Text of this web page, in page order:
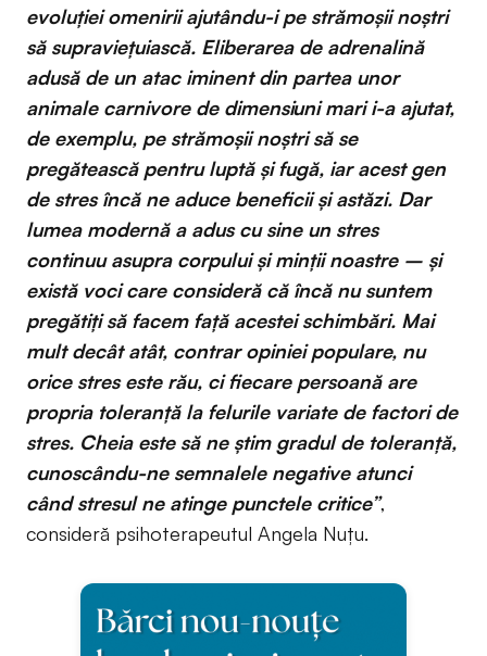
evoluţiei omenirii ajutându-i pe strămoşii noştri
să supravieţuiască. Eliberarea de adrenalină
adusă de un atac iminent din partea unor
animale carnivore de dimensiuni mari i-a ajutat,
de exemplu, pe strămoşii noştri să se
pregătească pentru luptă şi fugă, iar acest gen
de stres încă ne aduce beneficii şi astăzi. Dar
lumea modernă a adus cu sine un stres
continuu asupra corpului și minții noastre – și
există voci care consideră că încă nu suntem
pregătiți să facem față acestei schimbări. Mai
mult decât atât, contrar opiniei populare, nu
orice stres este rău, ci fiecare persoană are
propria toleranţă la felurile variate de factori de
stres. Cheia este să ne ştim gradul de toleranţă,
cunoscându-ne semnalele negative atunci
când stresul ne atinge punctele critice”,
consideră psihoterapeutul Angela Nuţu.